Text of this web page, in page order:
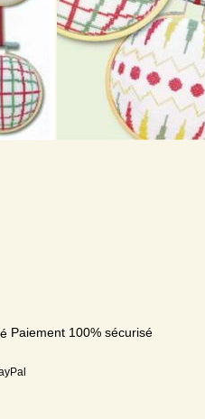
Paiement 100% sécurisé